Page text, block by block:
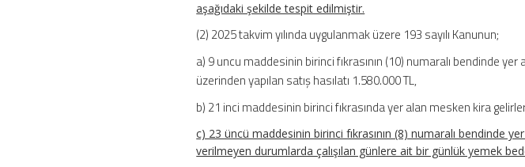
aşağıdaki şekilde tespit edilmiştir.
(2) 2025 takvim yılında uygulanmak üzere 193 sayılı Kanunun;
a) 9 uncu maddesinin birinci fıkrasının (10) numaralı bendinde
üzerinden yapılan satış hasılatı 1.580.000 TL,
b) 21 inci maddesinin birinci fıkrasında yer alan mesken kira
c) 23 üncü maddesinin birinci fıkrasının (8) numaralı bendinde
verilmeyen durumlarda çalışılan günlere ait bir günlük yemek